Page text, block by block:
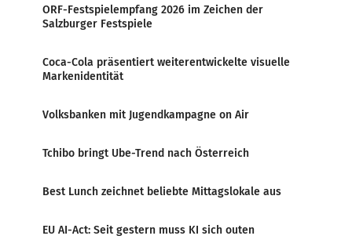
ORF-Festspielempfang 2026 im Zeichen der
Salzburger Festspiele
Coca-Cola präsentiert weiterentwickelte visuelle
Markenidentität
Volksbanken mit Jugendkampagne on Air
Tchibo bringt Ube-Trend nach Österreich
Best Lunch zeichnet beliebte Mittagslokale aus
EU AI-Act: Seit gestern muss KI sich outen